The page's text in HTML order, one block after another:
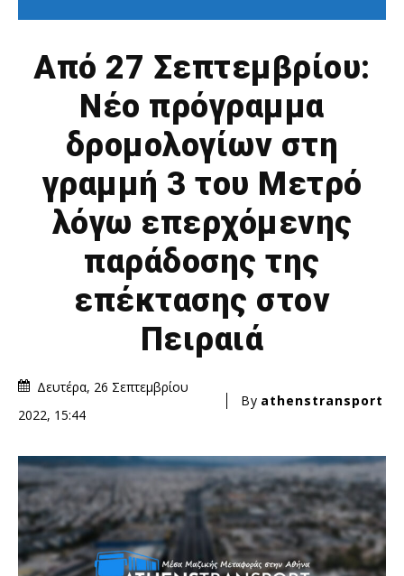
Από 27 Σεπτεμβρίου:
Νέο πρόγραμμα
δρομολογίων στη
γραμμή 3 του Μετρό
λόγω επερχόμενης
παράδοσης της
επέκτασης στον
Πειραιά
Δευτέρα, 26 Σεπτεμβρίου
2022, 15:44
By athenstransport